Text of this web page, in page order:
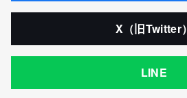
X（旧Twitter）
LINE